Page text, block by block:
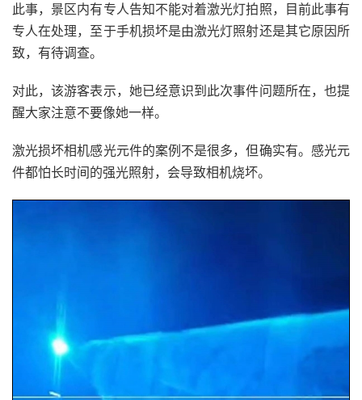
此事，景区内有专人告知不能对着激光灯拍照，目前此事有
专人在处理，至于手机损坏是由激光灯照射还是其它原因所
致，有待调查。
对此，该游客表示，她已经意识到此次事件问题所在，也提
醒大家注意不要像她一样。
激光损坏相机感光元件的案例不是很多，但确实有。感光元
件都怕长时间的强光照射，会导致相机烧坏。